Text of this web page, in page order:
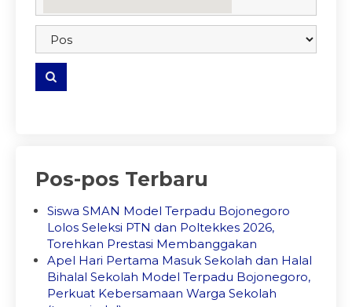
embedgooglemap.net
Pos-pos Terbaru
Siswa SMAN Model Terpadu Bojonegoro
Lolos Seleksi PTN dan Poltekkes 2026,
Torehkan Prestasi Membanggakan
Apel Hari Pertama Masuk Sekolah dan Halal
Bihalal Sekolah Model Terpadu Bojonegoro,
Perkuat Kebersamaan Warga Sekolah